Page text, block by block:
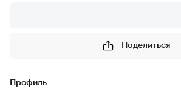
Поделиться
Профиль